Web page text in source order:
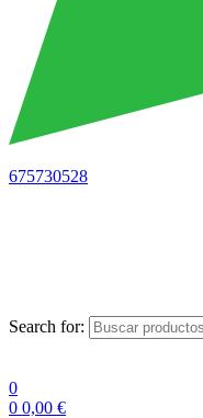
675730528
Search for:
0
0 0,00 €